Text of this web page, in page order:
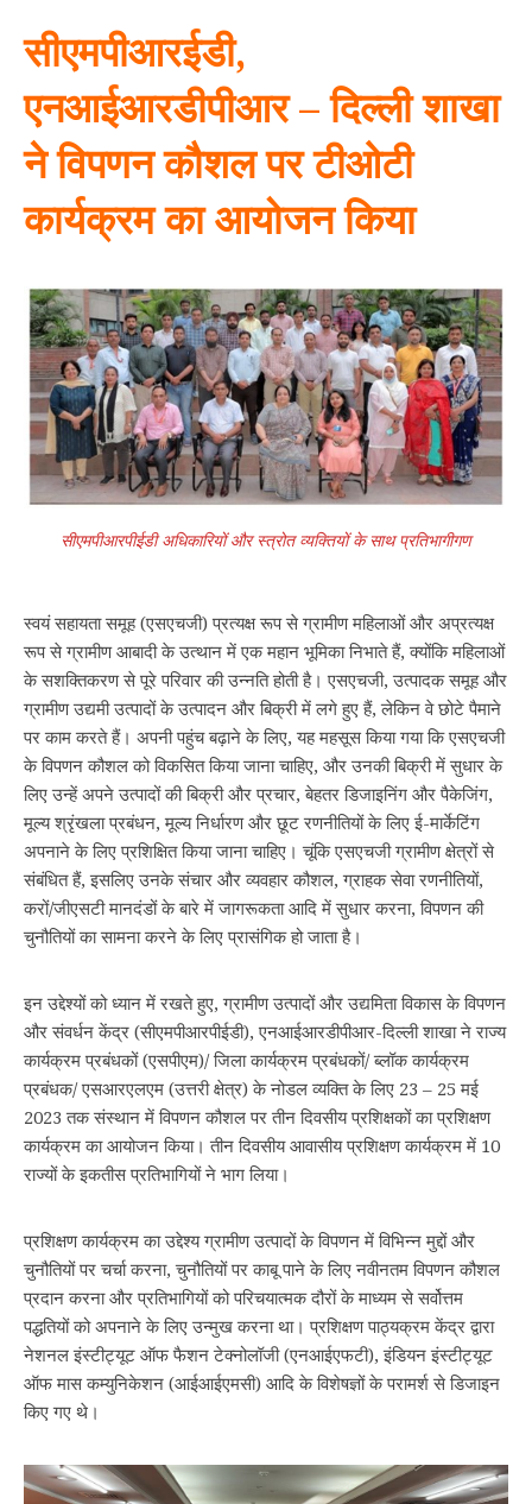
सीएमपीआरईडी,
एनआईआरडीपीआर – दिल्ली शाखा
ने विपणन कौशल पर टीओटी
कार्यक्रम का आयोजन किया
सीएमपीआरपीईडी अधिकारियों और स्‍त्रोत व्यक्तियों के साथ प्रतिभागीगण
स्वयं सहायता समूह (एसएचजी) प्रत्यक्ष रूप से ग्रामीण महिलाओं और अप्रत्यक्ष
रूप से ग्रामीण आबादी के उत्थान में एक महान भूमिका निभाते हैं, क्योंकि महिलाओं
के सशक्तिकरण से पूरे परिवार की उन्नति होती है। एसएचजी, उत्पादक समूह और
ग्रामीण उद्यमी उत्पादों के उत्पादन और बिक्री में लगे हुए हैं, लेकिन वे छोटे पैमाने
पर काम करते हैं। अपनी पहुंच बढ़ाने के लिए, यह महसूस किया गया कि एसएचजी
के विपणन कौशल को विकसित किया जाना चाहिए, और उनकी बिक्री में सुधार के
लिए उन्हें अपने उत्पादों की बिक्री और प्रचार, बेहतर डिजाइनिंग और पैकेजिंग,
मूल्य श्रृंखला प्रबंधन, मूल्य निर्धारण और छूट रणनीतियों के लिए ई-मार्केटिंग
अपनाने के लिए प्रशिक्षित किया जाना चाहिए। चूंकि एसएचजी ग्रामीण क्षेत्रों से
संबंधित हैं, इसलिए उनके संचार और व्यवहार कौशल, ग्राहक सेवा रणनीतियों,
करों/जीएसटी मानदंडों के बारे में जागरूकता आदि में सुधार करना, विपणन की
चुनौतियों का सामना करने के लिए प्रासंगिक हो जाता है।
इन उद्देश्यों को ध्यान में रखते हुए, ग्रामीण उत्पादों और उद्यमिता विकास के विपणन
और संवर्धन केंद्र (सीएमपीआरपीईडी), एनआईआरडीपीआर-दिल्ली शाखा ने राज्य
कार्यक्रम प्रबंधकों (एसपीएम)/ जिला कार्यक्रम प्रबंधकों/ ब्लॉक कार्यक्रम
प्रबंधक/ एसआरएलएम (उत्तरी क्षेत्र) के नोडल व्यक्ति के लिए 23 – 25 मई
2023 तक संस्थान में विपणन कौशल पर तीन दिवसीय प्रशिक्षकों का प्रशिक्षण
कार्यक्रम का आयोजन किया। तीन दिवसीय आवासीय प्रशिक्षण कार्यक्रम में 10
राज्यों के इकतीस प्रतिभागियों ने भाग लिया।
प्रशिक्षण कार्यक्रम का उद्देश्य ग्रामीण उत्पादों के विपणन में विभिन्न मुद्दों और
चुनौतियों पर चर्चा करना, चुनौतियों पर काबू पाने के लिए नवीनतम विपणन कौशल
प्रदान करना और प्रतिभागियों को परिचयात्‍मक दौरों के माध्यम से सर्वोत्तम
पद्धतियों को अपनाने के लिए उन्मुख करना था। प्रशिक्षण पाठ्यक्रम केंद्र द्वारा
नेशनल इंस्टीट्यूट ऑफ फैशन टेक्नोलॉजी (एनआईएफटी), इंडियन इंस्टीट्यूट
ऑफ मास कम्युनिकेशन (आईआईएमसी) आदि के विशेषज्ञों के परामर्श से डिजाइन
किए गए थे।